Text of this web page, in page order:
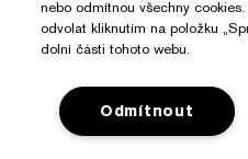
Potřebujete Pomoc?
nebo odmítnou všechny
odvolat kliknutím na položku
dolní části tohoto webu.
Odmítnout